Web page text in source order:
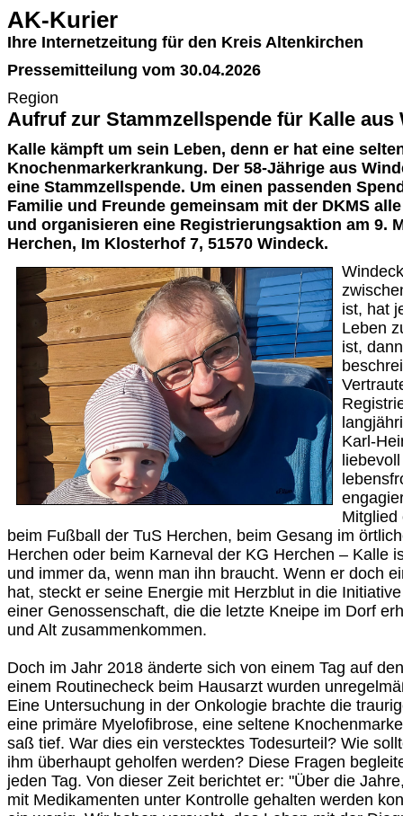
AK-Kurier
Ihre Internetzeitung für den Kreis Altenkirchen
Pressemitteilung vom 30.04.2026
Region
Aufruf zur Stammzellspende für Kalle aus
Kalle kämpft um sein Leben, denn er hat eine
Knochenmarkerkrankung. Der 58-Jährige aus
eine Stammzellspende. Um einen passenden
Familie und Freunde gemeinsam mit der DKMS
und organisieren eine Registrierungsaktion am 9.
Herchen, Im Klosterhof 7, 51570 Windeck.
ist, hat
Leben
ist,
Karl-
Mitglied
beim Fußball der TuS Herchen, beim Gesang im
Herchen oder beim Karneval der KG Herchen – Kalle
und immer da, wenn man ihn braucht. Wenn er doch
hat, steckt er seine Energie mit Herzblut in die
einer Genossenschaft, die die letzte Kneipe im Dorf
und Alt zusammenkommen.
Doch im Jahr 2018 änderte sich von einem Tag auf
einem Routinecheck beim Hausarzt wurden
Eine Untersuchung in der Onkologie brachte die
eine primäre Myelofibrose, eine seltene
saß tief. War dies ein verstecktes Todesurteil? Wie
ihm überhaupt geholfen werden? Diese Fragen
jeden Tag. Von dieser Zeit berichtet er: "Über die
mit Medikamenten unter Kontrolle gehalten werden